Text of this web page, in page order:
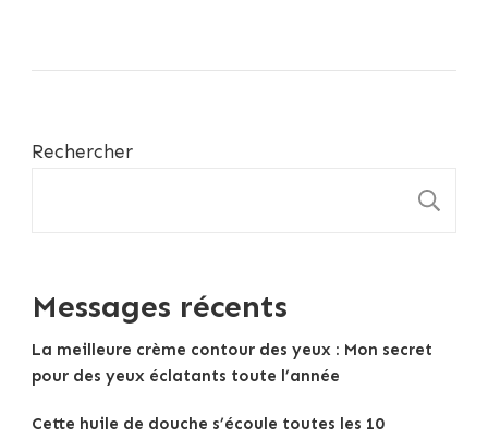
Rechercher
Messages récents
La meilleure crème contour des yeux : Mon secret
pour des yeux éclatants toute l’année
Cette huile de douche s’écoule toutes les 10